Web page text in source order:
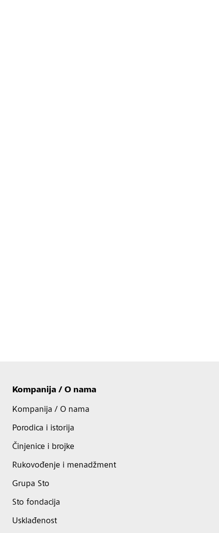
Kompanija / O nama
Kompanija / O nama
Porodica i istorija
Činjenice i brojke
Rukovođenje i menadžment
Grupa Sto
Sto fondacija
Usklađenost